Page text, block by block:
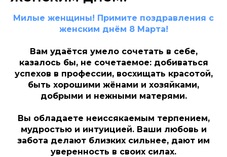
Милые женщины! Примите поздравления с
женским днём 8 Марта!
Вам удаётся умело сочетать в себе,
казалось бы, не сочетаемое: добиваться
успехов в профессии, восхищать красотой,
быть хорошими жёнами и хозяйками,
добрыми и нежными матерями.
Вы обладаете неиссякаемым терпением,
мудростью и интуицией. Ваши любовь и
забота делают близких сильнее, дают им
уверенность в своих силах.